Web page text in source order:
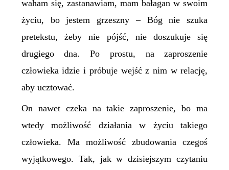
waham się, zastanawiam, mam bałagan w swoim
życiu, bo jestem grzeszny – Bóg nie szuka
pretekstu, żeby nie pójść, nie doszukuje się
drugiego dna. Po prostu, na zaproszenie
człowieka idzie i próbuje wejść z nim w relację,
aby ucztować.
On nawet czeka na takie zaproszenie, bo ma
wtedy możliwość działania w życiu takiego
człowieka. Ma możliwość zbudowania czegoś
wyjątkowego. Tak, jak w dzisiejszym czytaniu